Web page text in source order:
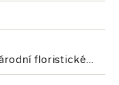
soutěže vyhlašované